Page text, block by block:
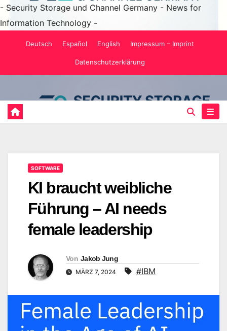
- Security Storage und Channel Germany - News for
Information Technology -
Deutsch Español English Impressum – Imprint
Datenschutzerklärung
SOFTWARE
KI braucht weibliche
Führung – AI needs
female leadership
Von Jakob Jung
MÄRZ 7, 2024 #IBM